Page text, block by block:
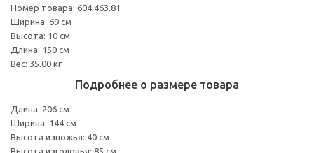
Номер товара: 604.463.81
Ширина: 69 см
Высота: 10 см
Длина: 150 см
Вес: 35.00 кг
Подробнее о размере товара
Длина: 206 см
Ширина: 144 см
Высота изножья: 40 см
Высота изголовья: 85 см